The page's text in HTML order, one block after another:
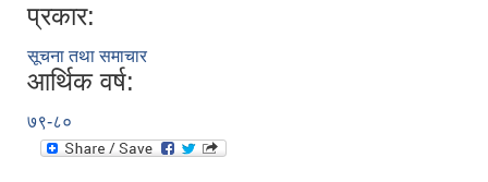
प्रकार:
सूचना तथा समाचार
आर्थिक वर्ष:
७९-८०